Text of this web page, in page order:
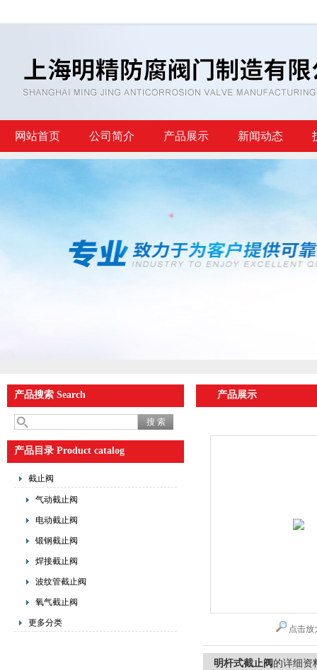
网站首页 公司简介 产品展示 新闻动态
产品搜索 Search
产品目录 Product catalog
截止阀
气动截止阀
电动截止阀
锻钢截止阀
焊接截止阀
波纹管截止阀
氧气截止阀
更多分类
产品展示
点击放
明杆式截止阀 的详细资